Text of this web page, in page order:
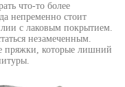
что-то более
непременно стоит
с лаковым покрытием.
незамеченным.
пряжки, которые лишний